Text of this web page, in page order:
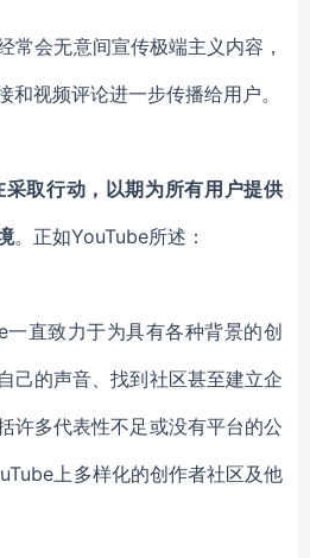
常会无意间宣传极端主义内容 ，
和视频评论进一步传播给用户。
取行动， 以期为所有用户提供
。 正如YouTube所述 ：
一直致力于为具有各种背景的创
己的声音、找到社区甚至建立企
许多代表性不足或没有平台的公
上多样化的创作者社区及他